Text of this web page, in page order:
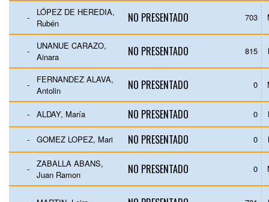
-
LÓPEZ DE HEREDIA,
Rubén
NO PRESENTADO 703
-
UNANUE CARAZO,
Ainara
NO PRESENTADO 815
-
FERNANDEZ ALAVA,
Antolin
NO PRESENTADO 0
- ALDAY, María NO PRESENTADO 0
- GOMEZ LOPEZ, Mari NO PRESENTADO 0
-
ZABALLA ABANS,
Juan Ramon
NO PRESENTADO 0